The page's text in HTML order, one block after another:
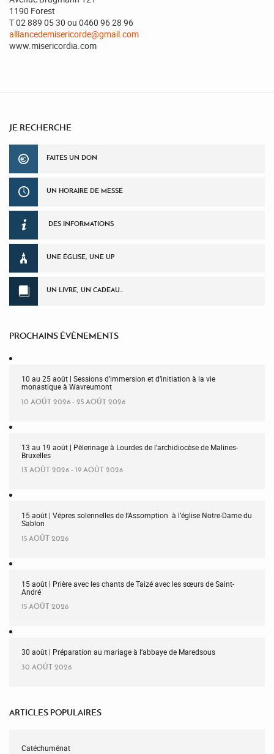
1190 Forest
T 02 889 05 30 ou 0460 96 28 96
alliancedemisericorde@gmail.com
www.misericordia.com
JE RECHERCHE
FAITES UN DON
UN HORAIRE DE MESSE
DES INFORMATIONS
UNE ÉGLISE, UNE UP
UN LIVRE, UN CADEAU…
PROCHAINS ÉVÈNEMENTS
10 au 25 août | Sessions d’immersion et d’initiation à la vie
monastique à Wavreumont
10 AOÛT 2026 - 25 AOÛT 2026
13 au 19 août | Pèlerinage à Lourdes de l’archidiocèse de Malines-
Bruxelles
13 AOÛT 2026 - 19 AOÛT 2026
15 août | Vêpres solennelles de l’Assomption à l’église Notre-Dame du
Sablon
15 AOÛT 2026
15 août | Prière avec les chants de Taizé avec les sœurs de Saint-
André
15 AOÛT 2026
30 août | Préparation au mariage à l’abbaye de Maredsous
30 AOÛT 2026
ARTICLES POPULAIRES
Catéchuménat